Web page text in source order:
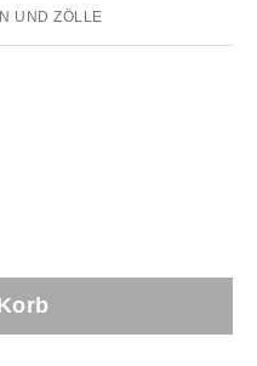
UND ZÖLLE